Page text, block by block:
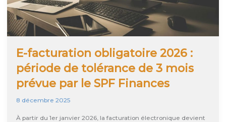
janvier
2026
?
E-facturation obligatoire 2026 :
période de tolérance de 3 mois
prévue par le SPF Finances
8 décembre 2025
À partir du 1er janvier 2026, la facturation électronique devient